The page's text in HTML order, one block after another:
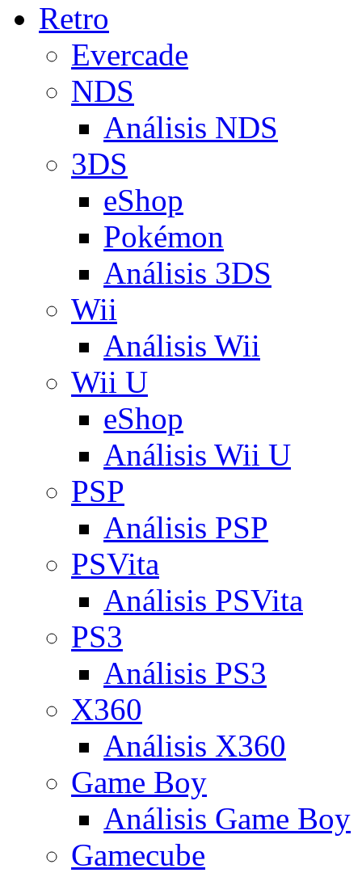
Retro
Evercade
NDS
Análisis NDS
3DS
eShop
Pokémon
Análisis 3DS
Wii
Análisis Wii
Wii U
eShop
Análisis Wii U
PSP
Análisis PSP
PSVita
Análisis PSVita
PS3
Análisis PS3
X360
Análisis X360
Game Boy
Análisis Game Boy
Gamecube